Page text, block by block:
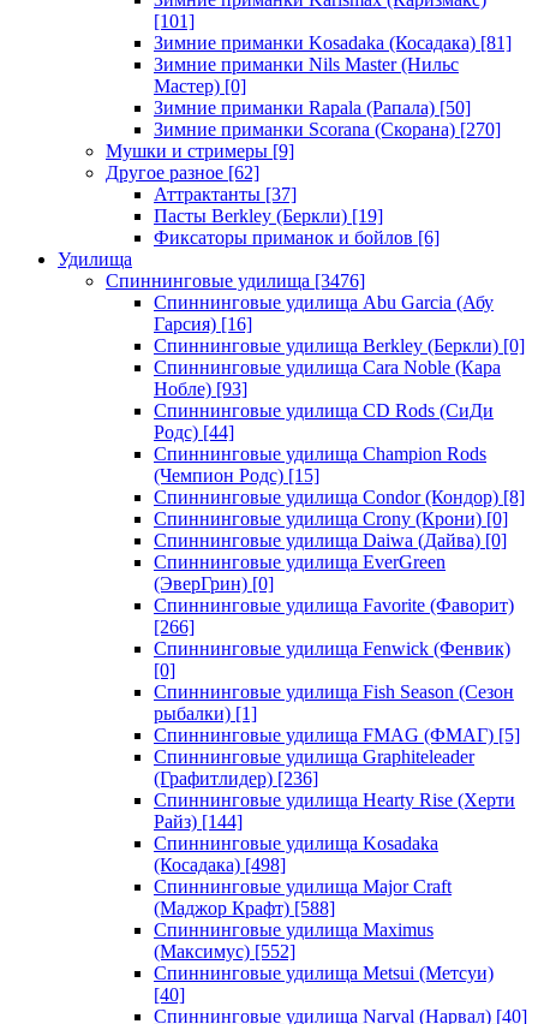
[101]
Зимние приманки Kosadaka (Косадака) [81]
Зимние приманки Nils Master (Нильс
Мастер) [0]
Зимние приманки Rapala (Рапала) [50]
Зимние приманки Scorana (Скорана) [270]
Мушки и стримеры [9]
Другое разное [62]
Аттрактанты [37]
Пасты Berkley (Беркли) [19]
Фиксаторы приманок и бойлов [6]
Удилища
Спиннинговые удилища [3476]
Спиннинговые удилища Abu Garcia (Абу
Гарсия) [16]
Спиннинговые удилища Berkley (Беркли) [0]
Спиннинговые удилища Cara Noble (Кара
Нобле) [93]
Спиннинговые удилища CD Rods (СиДи
Родс) [44]
Спиннинговые удилища Champion Rods
(Чемпион Родс) [15]
Спиннинговые удилища Condor (Кондор) [8]
Спиннинговые удилища Crony (Крони) [0]
Спиннинговые удилища Daiwa (Дайва) [0]
Спиннинговые удилища EverGreen
(ЭверГрин) [0]
Спиннинговые удилища Favorite (Фаворит)
[266]
Спиннинговые удилища Fenwick (Фенвик)
[0]
Спиннинговые удилища Fish Season (Сезон
рыбалки) [1]
Спиннинговые удилища FMAG (ФМАГ) [5]
Спиннинговые удилища Graphiteleader
(Графитлидер) [236]
Спиннинговые удилища Hearty Rise (Херти
Райз) [144]
Спиннинговые удилища Kosadaka
(Косадака) [498]
Спиннинговые удилища Major Craft
(Маджор Крафт) [588]
Спиннинговые удилища Maximus
(Максимус) [552]
Спиннинговые удилища Metsui (Метсуи)
[40]
Спиннинговые удилища Narval (Нарвал) [40]